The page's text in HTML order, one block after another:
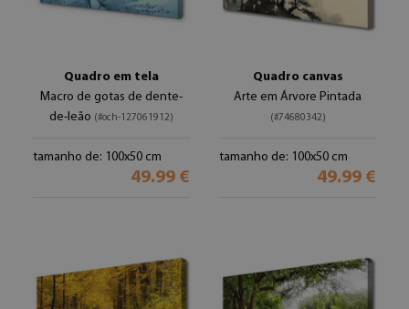
Quadro em tela
Macro de gotas de dente-
de-leão (#och-127061912)
tamanho de: 100x50 cm
49.99 €
Quadro canvas
Arte em Árvore Pintada
(#74680342)
tamanho de: 100x50 cm
49.99 €